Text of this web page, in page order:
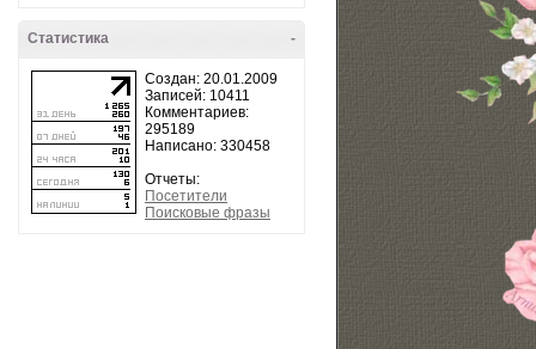
-
Статистика
Создан: 20.01.2009
Записей: 10411
Комментариев:
295189
Написано: 330458
Отчеты:
Посетители
Поисковые фразы